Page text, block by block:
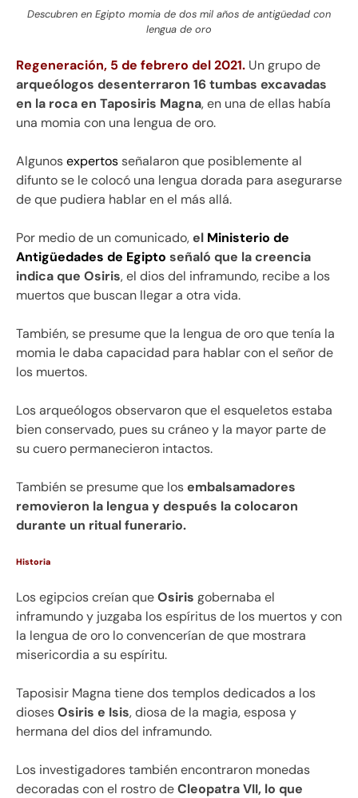
Descubren en Egipto momia de dos mil años de antigüedad con
lengua de oro
Regeneración, 5 de febrero del 2021. Un grupo de
arqueólogos desenterraron 16 tumbas excavadas
en la roca en Taposiris Magna, en una de ellas había
una momia con una lengua de oro.
Algunosexpertosseñalaron que posiblemente al
difunto se le colocó una lengua dorada para asegurarse
de que pudiera hablar en el más allá.
Por medio de un comunicado,el Ministerio de
Antigüedades de Egipto señaló que la creencia
indica que Osiris, el dios del inframundo, recibe a los
muertos que buscan llegar a otra vida.
También, se presume que la lengua de oro que tenía la
momia le daba capacidad para hablar con el señor de
los muertos.
Los arqueólogos observaron que el esqueletos estaba
bien conservado, pues su cráneo y la mayor parte de
su cuero permanecieron intactos.
También se presume que losembalsamadores
removieron la lengua y después la colocaron
durante un ritual funerario.
Historia
Los egipcios creían queOsiris gobernaba el
inframundo y juzgaba los espíritus de los muertos y con
la lengua de oro lo convencerían de que mostrara
misericordia a su espíritu.
Taposisir Magna tiene dos templos dedicados a los
diosesOsiris e Isis, diosa de la magia, esposa y
hermana del dios del inframundo.
Los investigadores también encontraron monedas
decoradas con el rostro deCleopatra VII, lo que